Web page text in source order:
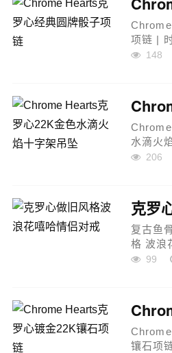
字...
项链 |
点：设
与众不
背...
148
水滴火
22K金
都展现
206
复古鱼
格 波浪
侣对戒
格。波
99
镶石项